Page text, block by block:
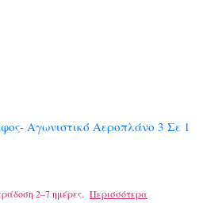
Αγωνιστικό Αεροπλάνο 3 Σε 1
2–7 ημέρες. Περισσότερα